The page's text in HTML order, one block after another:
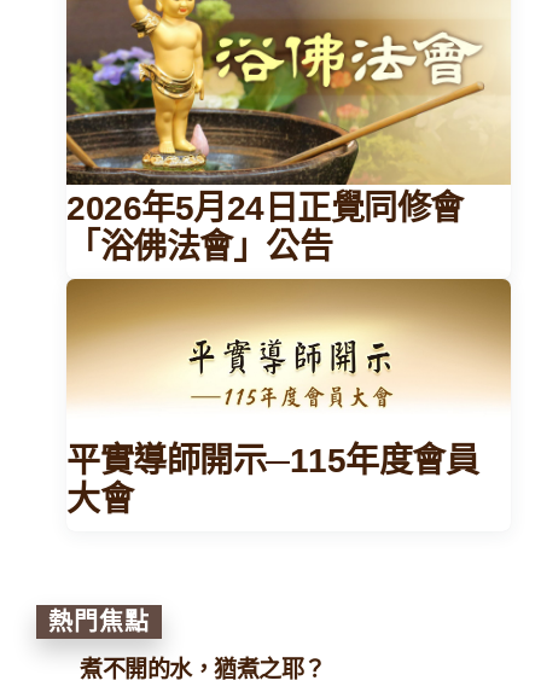
2026年5月24日正覺同修會
「浴佛法會」公告
平實導師開示─115年度會員
大會
熱門焦點
煮不開的水，猶煮之耶？